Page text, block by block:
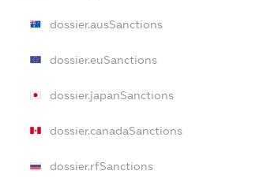
dossier.ausSanctions
dossier.euSanctions
dossier.japanSanctions
dossier.canadaSanctions
dossier.rfSanctions